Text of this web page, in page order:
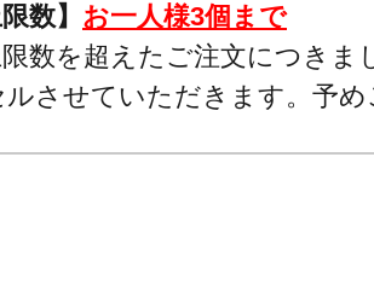
数】 お一人様3個まで
数を超えたご注文につきま
ルさせていただきます。予